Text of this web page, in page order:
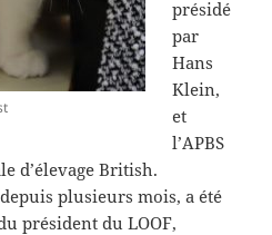
présidé
par
Hans
Klein,
et
l’APBS
d’élevage British.
plusieurs mois, a été
président du LOOF,